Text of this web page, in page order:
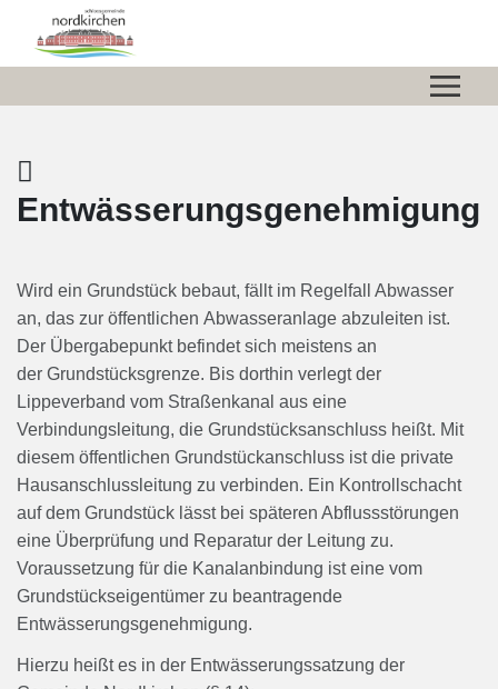
Zum Header
Zum Hauptinhalt
Zum Footer
Zum Hauptinhalt springen
Entwässerungsgenehmigung
Wird ein Grundstück bebaut, fällt im Regelfall Abwasser
an, das zur öffentlichen Abwasseranlage abzuleiten ist.
Der Übergabepunkt befindet sich meistens an
der Grundstücksgrenze. Bis dorthin verlegt der
Lippeverband vom Straßenkanal aus eine
Verbindungsleitung, die Grundstücksanschluss heißt. Mit
diesem öffentlichen Grundstückanschluss ist die private
Hausanschlussleitung zu verbinden. Ein Kontrollschacht
auf dem Grundstück lässt bei späteren Abflussstörungen
eine Überprüfung und Reparatur der Leitung zu.
Voraussetzung für die Kanalanbindung ist eine vom
Grundstückseigentümer zu beantragende
Entwässerungsgenehmigung.
Hierzu heißt es in der Entwässerungssatzung der